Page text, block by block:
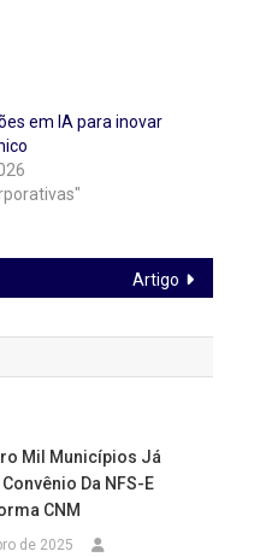
em IA para inovar
Artigo
Mil Municípios Já
Da NFS-E
CNM
de 2025